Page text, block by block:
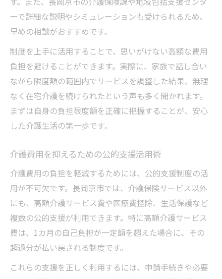
ーで詳細な説明やシミュレーションも受けられるため、
早めの相談がおすすめです。
制度を上手に活用することで、思いがけない高額な費用
負担を避けることができます。実際に、家族で話し合い
ながら限度額の範囲内でサービスを調整した結果、無理
なく在宅介護を続けられたという声も多く聞かれます。
まずは自身の負担限度額を正確に把握することが、安心
した介護生活の第一歩です。
介護費用を抑えるための公的支援活用術
介護費用の負担を軽減するためには、公的支援制度の活
用が不可欠です。長岡京市では、介護保険サービス以外
にも、高額介護サービス費や医療費控除、生活保護など
複数の公的支援が利用できます。特に高額介護サービス
費は、1カ月の自己負担が一定額を超えた場合に、その
超過分が払い戻される制度です。
これらの支援を正しく利用するには、申請手続きや必要